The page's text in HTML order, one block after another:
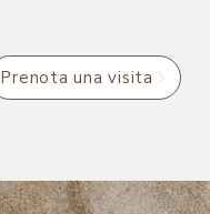
Prenota una visita